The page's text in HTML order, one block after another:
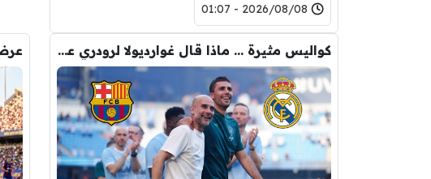
2026/08/08 - 01:07
كواليس مثيرة … ماذا قال غوارديولا لرودري عند استشارته عن ريال مدريد وبرشلونة